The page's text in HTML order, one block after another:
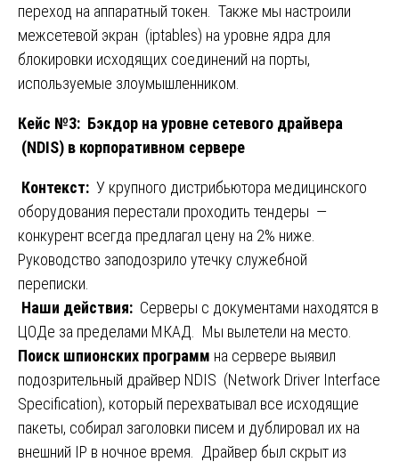
переход на аппаратный токен. Также мы настроили
межсетевой экран (iptables) на уровне ядра для
блокировки исходящих соединений на порты,
используемые злоумышленником.
Кейс №3: Бэкдор на уровне сетевого драйвера
(NDIS) в корпоративном сервере
Контекст: У крупного дистрибьютора медицинского
оборудования перестали проходить тендеры —
конкурент всегда предлагал цену на 2% ниже.
Руководство заподозрило утечку служебной
переписки.
Наши действия: Серверы с документами находятся в
ЦОДе за пределами МКАД. Мы вылетели на место.
Поиск шпионских программ на сервере выявил
подозрительный драйвер NDIS (Network Driver Interface
Specification), который перехватывал все исходящие
пакеты, собирал заголовки писем и дублировал их на
внешний IP в ночное время. Драйвер был скрыт из